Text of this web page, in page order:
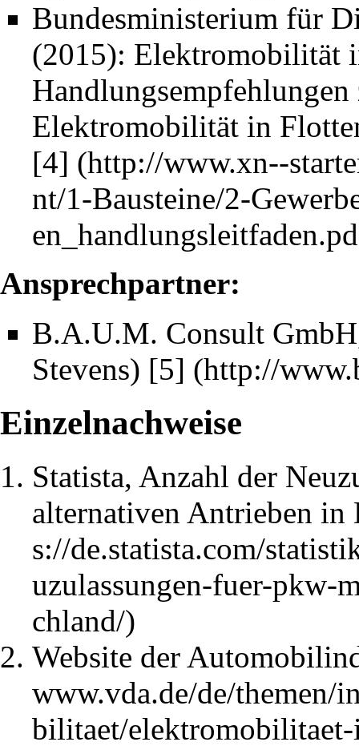
Bundesministerium für
(2015): Elektromobilität
Elektromobilität in
[4]
Ansprechpartner:
B.A.U.M. Consult
Stevens) [5]
Einzelnachweise
Statista, Anzahl der
alternativen Antrieben in
Website der